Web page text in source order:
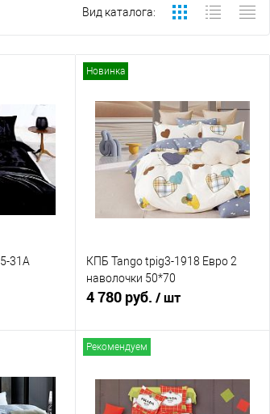
Вид каталога:
31A
Сравнение
Новинка
КПБ Tango tpig3-1918 Евро 2
наволочки 50*70
4 780 руб. / шт
Купить в 1 клик
Сравнение
Рекомендуем